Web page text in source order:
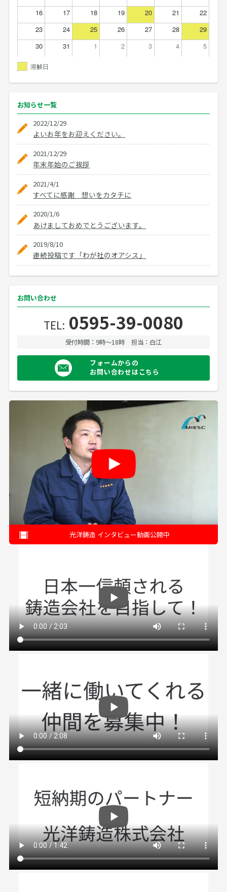
16
17 18 19 20 21
22
23
24 25 26 27 28
29
30
31 1 2 3 4 5
溶解日
お知らせ一覧
2022/12/29
よいお年をお迎えください。
2021/12/29
年末年始のご挨拶
2021/4/1
すべてに感謝 想いをカタチに
2020/1/6
あけましておめでとうございます。
2019/8/10
連続投稿です「わが社のオアシス」
お問い合わせ
TEL: 0595-39-0080
受付時間：9時〜18時 担当：白江
フォームからの
お問い合わせはこちら
光洋鋳造 インタビュー動画公開中